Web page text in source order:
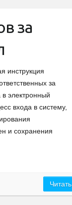
за
инструкция
за
в электронный
входа в систему,
и сохранения
Читать